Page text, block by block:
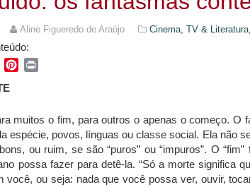
Aline Figueredo de Araújo Cinema, TV & Literatura,
WhatsApp
Pinterest
muitos o fim, para outros o apenas o começo. O
espécie, povos, línguas ou classe social. Ela não
ou ruim, se são “puros” ou “impuros”. O
possa fazer para detê-la. “Só a morte significa
você, ou seja: nada que você possa ver, ouvir,